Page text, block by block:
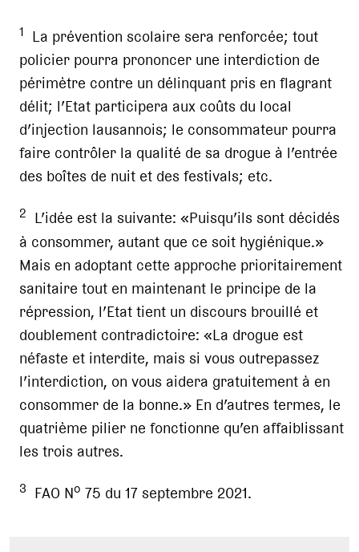
1 La prévention scolaire sera renforcée; tout
policier pourra prononcer une interdiction de
périmètre contre un délinquant pris en flagrant
délit; l’Etat participera aux coûts du local
d’injection lausannois; le consommateur pourra
faire contrôler la qualité de sa drogue à l’entrée
des boîtes de nuit et des festivals; etc.
2 L’idée est la suivante: «Puisqu’ils sont décidés
à consommer, autant que ce soit hygiénique.»
Mais en adoptant cette approche prioritairement
sanitaire tout en maintenant le principe de la
répression, l’Etat tient un discours brouillé et
doublement contradictoire: «La drogue est
néfaste et interdite, mais si vous outrepassez
l’interdiction, on vous aidera gratuitement à en
consommer de la bonne.» En d’autres termes, le
quatrième pilier ne fonctionne qu’en affaiblissant
les trois autres.
3 FAO No 75 du 17 septembre 2021.